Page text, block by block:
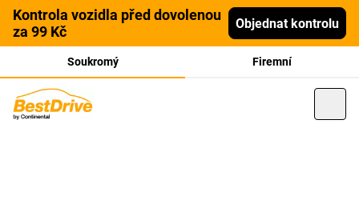
Kontrola vozidla před dovolenou
za 99 Kč
Objednat kontrolu
Soukromý Firemní